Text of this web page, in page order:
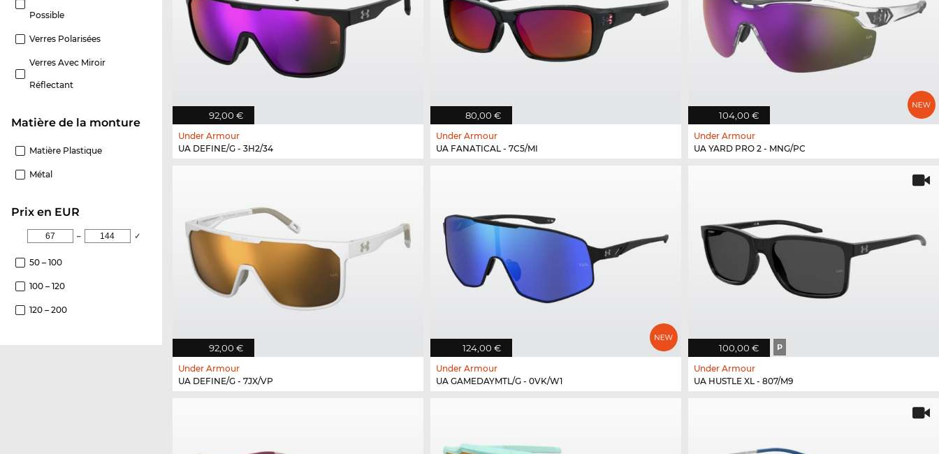
Possible
Verres Polarisées
Verres Avec Miroir
Réflectant
Matière de la monture
Matière Plastique
Métal
Prix en EUR
– ✓
50 – 100
100 – 120
120 – 200
92,00 €
Under Armour
UA DEFINE/G - 3H2/34
80,00 €
Under Armour
UA FANATICAL - 7C5/MI
104,00 €
Under Armour
UA YARD PRO 2 - MNG/PC
92,00 €
Under Armour
UA DEFINE/G - 7JX/VP
124,00 €
Under Armour
UA GAMEDAYMTL/G - 0VK/W1
100,00 € P
Under Armour
UA HUSTLE XL - 807/M9